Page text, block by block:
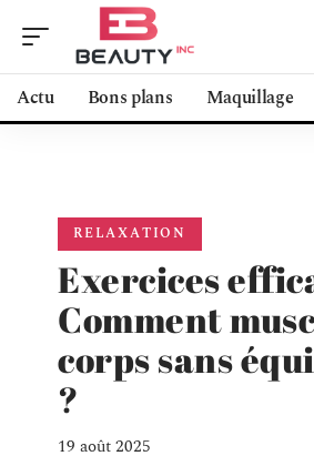
Actu Bons plans Maquillage
RELAXATION
Exercices
Comment
corps sans
?
19 août 2025